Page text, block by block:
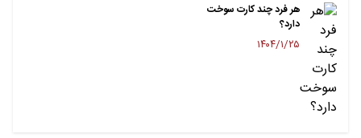
هر فرد چند کارت سوخت
دارد؟
۱۴۰۴/۱/۲۵